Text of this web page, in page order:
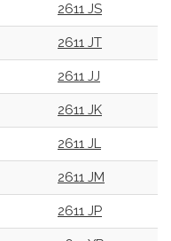
2611 JS
2611 JT
2611 JJ
2611 JK
2611 JL
2611 JM
2611 JP